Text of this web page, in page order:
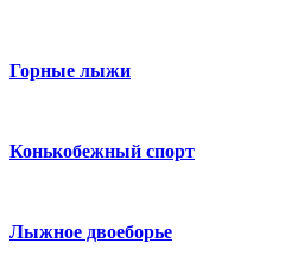
Горные лыжи
Конькобежный спорт
Лыжное двоеборье